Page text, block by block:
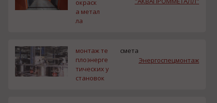
окраск
а метал
ла
монтаж те
плоэнерге
тических у
становок
смета
Энергоспецмонтаж